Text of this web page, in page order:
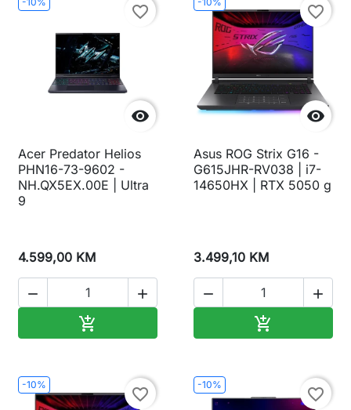

favorite_border
Acer Predator Helios
PHN16-73-9602 -
NH.QX5EX.00E | Ultra
9
4.599,00 KM
 


favorite_border
Asus ROG Strix G16 -
G615JHR-RV038 | i7-
14650HX | RTX 5050 g
3.499,10 KM
 

-10%
favorite_border
-10%
favorite_border